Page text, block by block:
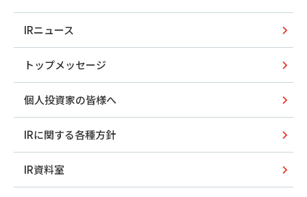
IRニュース
トップメッセージ
個人投資家の皆様へ
IRに関する各種方針
IR資料室